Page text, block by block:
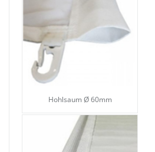
Hohlsaum Ø 60mm